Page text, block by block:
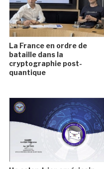
La France en ordre de
bataille dans la
cryptographie post-
quantique